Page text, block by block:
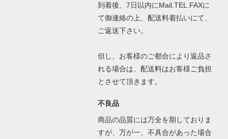
到着後、7日以内にMail.TEL.FAXに
て御連絡の上、配送料着払いにて、
ご返送下さい。
但し、お客様のご都合により返品さ
れる場合は、配送料はお客様ご負担
とさせて頂きます。
不良品
商品の品質には万全を期しておりま
すが、万が一、不具合があった場合